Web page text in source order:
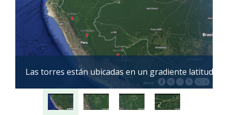
EB Los Amigos y la torre Tambopata en la RNTAMB
Las torres están ubicadas en un gradiente